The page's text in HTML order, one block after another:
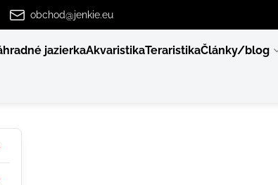
obchod@jenkie.eu
jazierkaAkvaristikaTeraristikaČlánky/blog